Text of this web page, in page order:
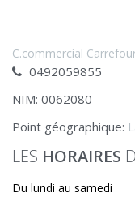
C.commercial
0492059855
NIM: 0062080
Point géographique:
LES HORAIRES
Du lundi au samedi